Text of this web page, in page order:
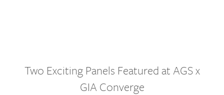
Two Exciting Panels Featured at AGS x
GIA Converge